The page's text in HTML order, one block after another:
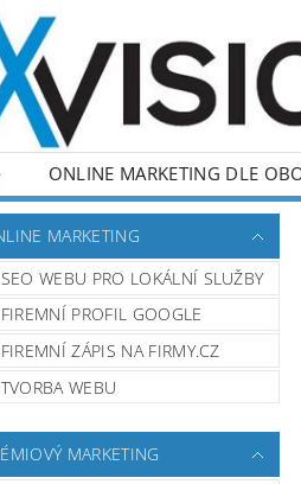
ONLINE MARKETING DLE
MARKETING
SEO WEBU PRO LOKÁLNÍ SLUŽBY
FIREMNÍ PROFIL GOOGLE
FIREMNÍ ZÁPIS NA FIRMY.CZ
TVORBA WEBU
MARKETING